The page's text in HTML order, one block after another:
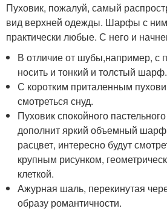
Пуховик, пожалуй, самый
вид верхней одежды. Шарфы с ним
практически любые. С него и
В отличие от шубы,например, с
носить и тонкий и толстый шарф.
С коротким приталенным
смотреться снуд.
Пуховик спокойного
дополнит яркий объемный шарф
расцвет, интересно будут
крупным рисунком,
клеткой.
Ажурная шаль, перекинутая
образу романтичности.